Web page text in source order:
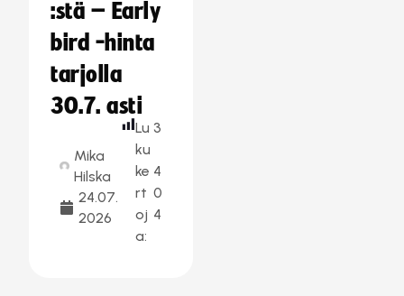
:stä – Early
bird -hinta
tarjolla
30.7. asti
Mika
Hilska
24.07.
2026
Lu
ku
ke
rt
oj
a:
3
4
0
4